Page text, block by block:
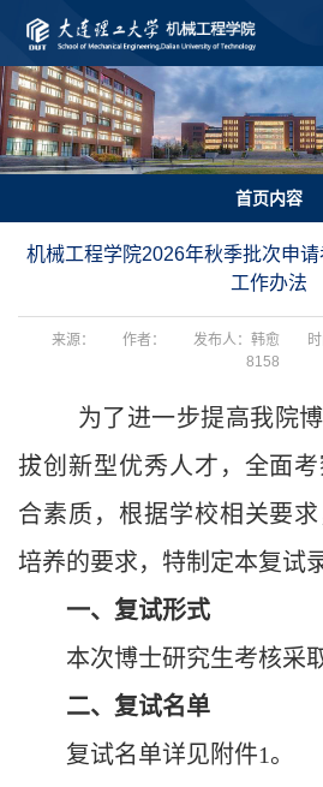
首页内容
机械工程学院2026年秋季批次申
工作办法
来源： 作者： 发布人：韩愈
8158
为了进一步提高我院
拔创新型优秀人才，全面
合素质，根据学校相关要
培养的要求，特制定本复试
一、复试形式
本次博士研究生考核采
二、复试名单
复试名单详见附件1。